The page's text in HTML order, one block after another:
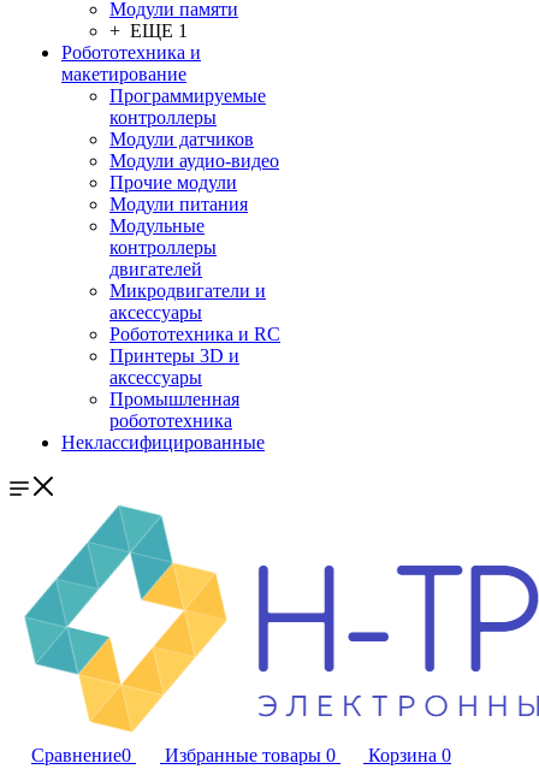
Модули памяти
+ ЕЩЕ 1
Робототехника и
макетирование
Программируемые
контроллеры
Модули датчиков
Модули аудио-видео
Прочие модули
Модули питания
Модульные
контроллеры
двигателей
Микродвигатели и
аксессуары
Робототехника и RC
Принтеры 3D и
аксессуары
Промышленная
робототехника
Неклассифицированные
Сравнение0 Избранные товары 0 Корзина 0